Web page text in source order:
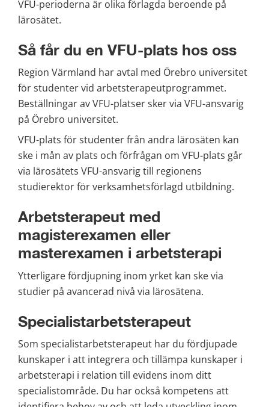
VFU-perioderna är olika förlagda beroende på
lärosätet.
Så får du en VFU-plats hos oss
Region Värmland har avtal med Örebro universitet
för studenter vid arbetsterapeutprogrammet.
Beställningar av VFU-platser sker via VFU-ansvarig
på Örebro universitet.
VFU-plats för studenter från andra lärosäten kan
ske i mån av plats och förfrågan om VFU-plats går
via lärosätets VFU-ansvarig till regionens
studierektor för verksamhetsförlagd utbildning.
Arbetsterapeut med
magisterexamen eller
masterexamen i arbetsterapi
Ytterligare fördjupning inom yrket kan ske via
studier på avancerad nivå via lärosätena.
Specialistarbetsterapeut
Som specialistarbetsterapeut har du fördjupade
kunskaper i att integrera och tillämpa kunskaper i
arbetsterapi i relation till evidens inom ditt
specialistområde. Du har också kompetens att